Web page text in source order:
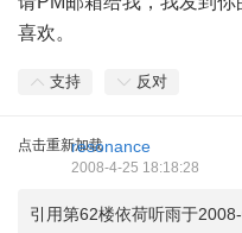
喜欢。
支持 反对
点击重新加载resonance
2008-4-25 18:18:28
引用第62楼依荷听雨于